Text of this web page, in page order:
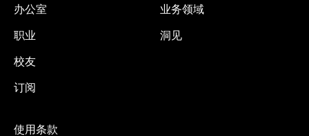
办公室
职业
校友
订阅
业务领域
洞见
使用条款